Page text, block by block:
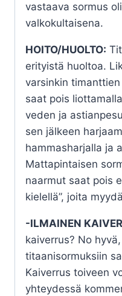
vastaava sormus
valkokultaisena.
HOITO/HUOLTO:
erityistä huoltoa.
varsinkin
saat pois
veden ja
sen jälkeen
hammasharjalla ja
Mattapintaisen
naarmut saat pois
kielellä”, joita
-ILMAINEN
kaiverrus? No
titaanisormuksiin
Kaiverrus toiveen
yhteydessä